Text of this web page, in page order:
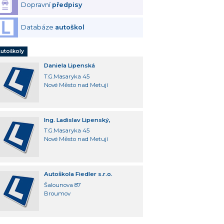
Dopravní předpisy
Databáze autoškol
Daniela Lipenská
T.G.Masaryka 45
Nové Město nad Metují
Ing. Ladislav Lipenský,
T.G.Masaryka 45
Nové Město nad Metují
Autoškola Fiedler s.r.o.
Šalounova 87
Broumov